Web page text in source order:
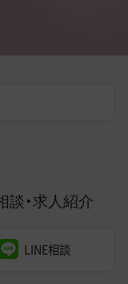
談・求人紹介
LINE相談